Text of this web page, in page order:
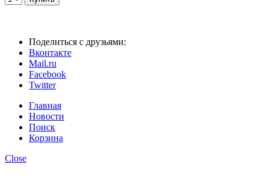
Поделиться с друзьями:
Вконтакте
Mail.ru
Facebook
Twitter
Главная
Новости
Поиск
Корзина
Close